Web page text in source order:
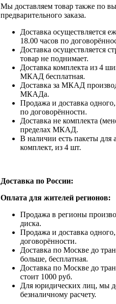
Мы доставляем товар также по
предварительного заказа.
Доставка осуществляется
18.00 часов по
Доставка осуществляется
товар не поднимает.
Доставка комплекта из 4
МКАД бесплатная.
Доставка за МКАД
МКАДа.
Продажа и доставка
по договорённости.
Доставка не комплекта
пределах МКАД.
В наличии есть пакеты для
комплект, из 4 шт.
Доставка по России:
Оплата для жителей регионов:
Продажа в регионы
диска.
Продажа и доставка
договорённости.
Доставка по Москве до
больше, бесплатная.
Доставка по Москве до
стоит 1000 руб.
Для юридических лиц, мы
безналичному расчету.